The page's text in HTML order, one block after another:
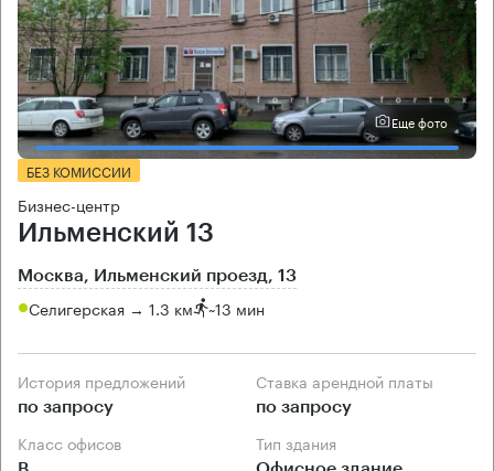
Еще фото
БЕЗ КОМИССИИ
Бизнес-центр
Ильменский 13
Москва, Ильменский проезд, 13
Селигерская → 1.3 км ~13 мин
История предложений
по запросу
Ставка арендной платы
по запросу
Класс офисов Тип здания